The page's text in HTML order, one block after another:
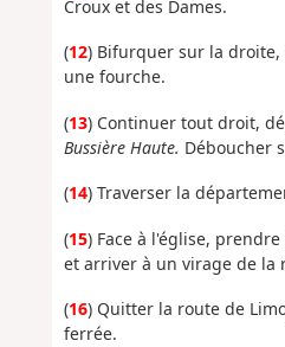
Croux et des Dames.
(12) Bifurquer sur la droite,
une fourche.
(13) Continuer tout droit,
Bussière Haute. Déboucher
(14) Traverser la
(15) Face à l'église,
et arriver à un virage de la
(16) Quitter la route de
ferrée.